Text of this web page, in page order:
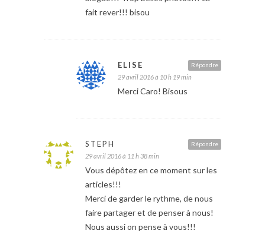
fait rever!!! bisou
Répondre
ELISE
29 avril 2016 à 10 h 19 min
Merci Caro! Bisous
Répondre
STEPH
29 avril 2016 à 11 h 38 min
Vous dépôtez en ce moment sur les
articles!!!
Merci de garder le rythme, de nous
faire partager et de penser à nous!
Nous aussi on pense à vous!!!